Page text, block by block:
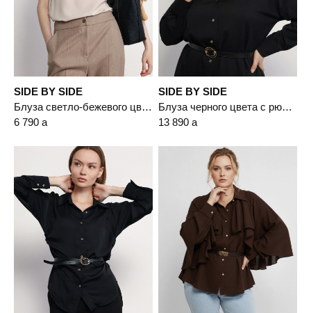
SIDE BY SIDE
Блуза светло-бежевого цвета с цепочкой-мониль
6 790 a
SIDE BY SIDE
Блуза черного цвета с рюшами
13 890 a